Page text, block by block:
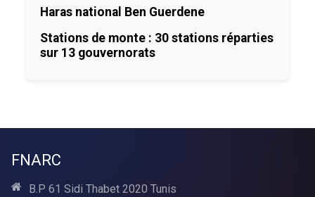
Haras national Ben Guerdene
Stations de monte : 30 stations réparties
sur 13 gouvernorats
FNARC
B.P 61 Sidi Thabet 2020 Tunis